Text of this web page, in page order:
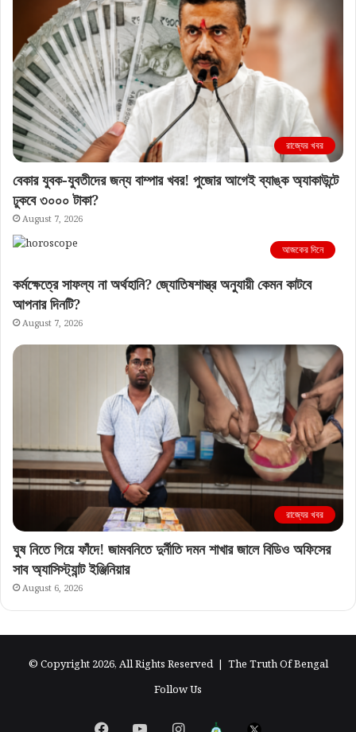
রাজ্যের খবর
বেকার যুবক-যুবতীদের জন্য বাম্পার খবর! পুজোর আগেই ব্যাঙ্ক অ্যাকাউন্টে
ঢুকবে ৩০০০ টাকা?
August 7, 2026
আজকের দিনে
কর্মক্ষেত্রে সাফল্য না অর্থহানি? জ্যোতিষশাস্ত্র অনুযায়ী কেমন কাটবে
আপনার দিনটি?
August 7, 2026
রাজ্যের খবর
ঘুষ নিতে গিয়ে ফাঁদে! জামবনিতে দুর্নীতি দমন শাখার জালে বিডিও অফিসের
সাব অ্যাসিস্ট্যান্ট ইঞ্জিনিয়ার
August 6, 2026
© Copyright 2026, All Rights Reserved | The Truth Of Bengal
Follow Us
FacebookYouTubeInstagram